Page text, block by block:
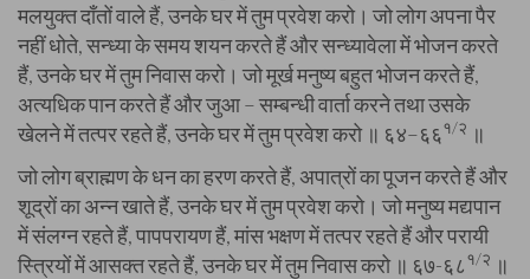
मलयुक्त दाँतों वाले हैं, उनके घर में तुम प्रवेश करो। जो लोग अपना पैर
नहीं धोते, सन्ध्या के समय शयन करते हैं और सन्ध्यावेला में भोजन करते
हैं, उनके घर में तुम निवास करो। जो मूर्ख मनुष्य बहुत भोजन करते हैं,
अत्यधिक पान करते हैं और जुआ – सम्बन्धी वार्ता करने तथा उसके
खेलने में तत्पर रहते हैं, उनके घर में तुम प्रवेश करो ॥ ६४–६६१/२ ॥
जो लोग ब्राह्मण के धन का हरण करते हैं, अपात्रों का पूजन करते हैं और
शूद्रों का अन्न खाते हैं, उनके घर में तुम प्रवेश करो। जो मनुष्य मद्यपान
में संलग्न रहते हैं, पापपरायण हैं, मांस भक्षण में तत्पर रहते हैं और परायी
स्त्रियों में आसक्त रहते हैं, उनके घर में तुम निवास करो ॥ ६७-६८१/२ ॥